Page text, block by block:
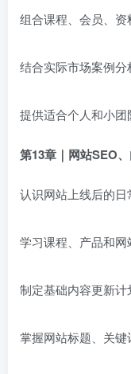
组合课程、会员、
结合实际市场案例分
提供适合个人和小团
第13章｜网站SEO
认识网站上线后的
学习课程、产品和
制定基础内容更新计
掌握网站标题、关